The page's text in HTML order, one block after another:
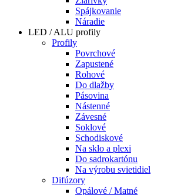
Spájkovanie
Náradie
LED / ALU profily
Profily
Povrchové
Zapustené
Rohové
Do dlažby
Pásovina
Nástenné
Závesné
Soklové
Schodiskové
Na sklo a plexi
Do sadrokartónu
Na výrobu svietidiel
Difúzory
Opálové / Matné